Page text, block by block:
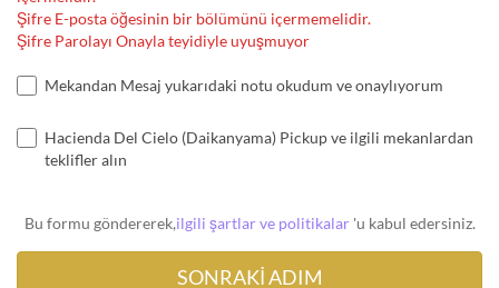
Şifre E-posta öğesinin bir bölümünü içermemelidir.
Şifre Parolayı Onayla teyidiyle uyuşmuyor
Mekandan Mesaj yukarıdaki notu okudum ve onaylıyorum
Hacienda Del Cielo (Daikanyama) Pickup ve ilgili mekanlardan
teklifler alın
Bu formu göndererek,ilgili şartlar ve politikalar'u kabul edersiniz.